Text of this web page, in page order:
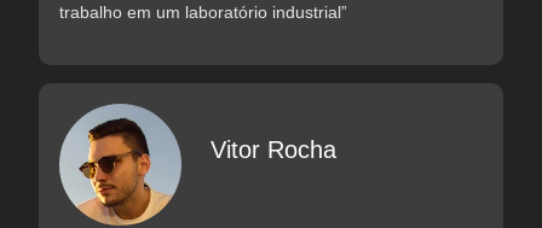
trabalho em um laboratório industrial”
Vitor Rocha